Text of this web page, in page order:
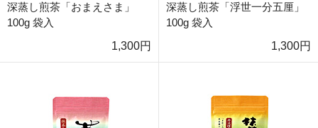
深蒸し煎茶「おまえさま」
100g 袋入
1,300円
深蒸し煎茶「浮世一分五厘」
100g 袋入
1,300円